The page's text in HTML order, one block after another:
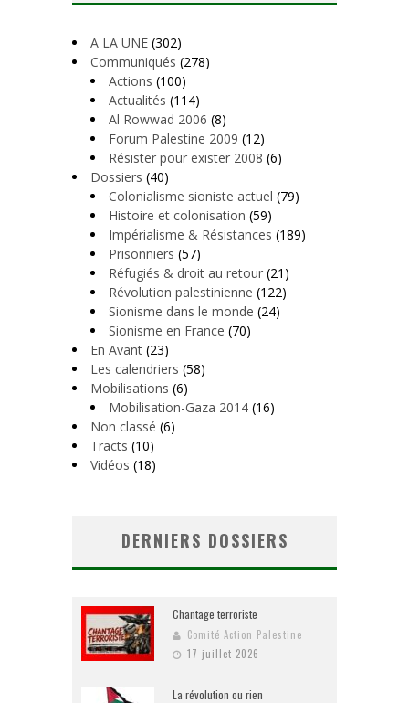
A LA UNE (302)
Communiqués (278)
Actions (100)
Actualités (114)
Al Rowwad 2006 (8)
Forum Palestine 2009 (12)
Résister pour exister 2008 (6)
Dossiers (40)
Colonialisme sioniste actuel (79)
Histoire et colonisation (59)
Impérialisme & Résistances (189)
Prisonniers (57)
Réfugiés & droit au retour (21)
Révolution palestinienne (122)
Sionisme dans le monde (24)
Sionisme en France (70)
En Avant (23)
Les calendriers (58)
Mobilisations (6)
Mobilisation-Gaza 2014 (16)
Non classé (6)
Tracts (10)
Vidéos (18)
DERNIERS DOSSIERS
Chantage terroriste
Comité Action Palestine
17 juillet 2026
La révolution ou rien